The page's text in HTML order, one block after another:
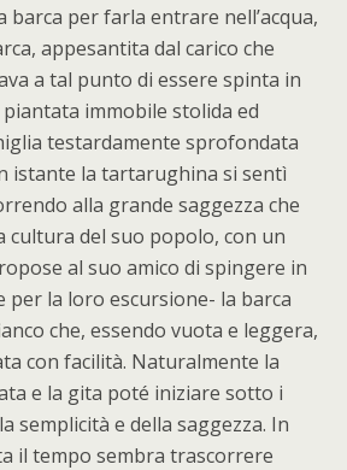
barca per farla entrare nell’acqua,
appesantita dal carico che
a tal punto di essere spinta in
immobile stolida ed
testardamente sprofondata
istante la tartarughina si sentì
alla grande saggezza che
cultura del suo popolo, con un
al suo amico di spingere in
per la loro escursione- la barca
che, essendo vuota e leggera,
con facilità. Naturalmente la
e la gita poté iniziare sotto i
semplicità e della saggezza. In
il tempo sembra trascorrere